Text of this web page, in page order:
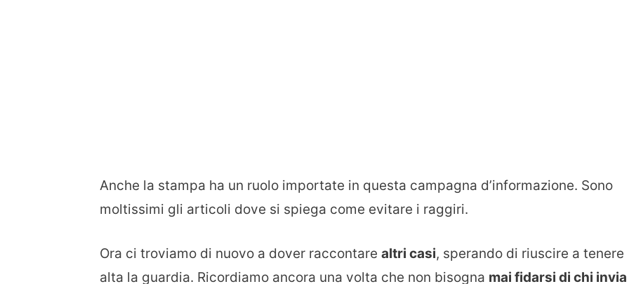
Anche la stampa ha un ruolo importate in questa campagna d’informazione. Sono
moltissimi gli articoli dove si spiega come evitare i raggiri.
Ora ci troviamo di nuovo a dover raccontare altri casi, sperando di riuscire a tenere
alta la guardia. Ricordiamo ancora una volta che non bisogna mai fidarsi di chi invia